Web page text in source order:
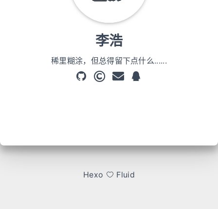
李浩
稀里糊涂，但总得留下点什么......
Hexo Fluid